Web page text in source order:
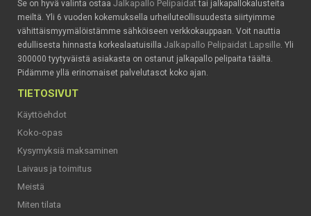
Se on hyvä valinta ostaa Jalkapallo Pelipaidattai jalkapallokalusteita
meiltä. Yli 6 vuoden kokemuksella urheiluteollisuudesta siirtyimme
vähittäismyymälöistämme sähköiseen verkkokauppaan. Voit nauttia
edullisesta hinnasta korkealaatuisilla Jalkapallo Pelipaidat Lapsille . Yli
300000 tyytyväistä asiakasta on ostanut jalkapallo pelipaita täältä.
Pidämme yllä erinomaiset palvelutasot koko ajan.
TIETOSIVUT
Käyttöehdot
Koko-opas
Kysymyksiä maksaminen
Laivaus ja toimitus
Meistä
Miten tilata